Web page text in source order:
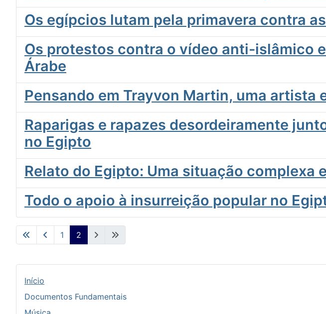
Os egípcios lutam pela primavera contra
Os protestos contra o vídeo anti-islâmico
Árabe
Pensando em Trayvon Martin, uma artista
Raparigas e rapazes desordeiramente
no Egipto
Relato do Egipto: Uma situação
Todo o apoio à insurreição popular no
1 2
Início
Documentos Fundamentais